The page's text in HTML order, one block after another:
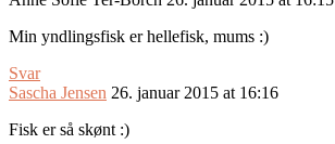
Min yndlingsfisk er hellefisk, mums :)
Svar
Sascha Jensen 26. januar 2015 at 16:16
Fisk er så skønt :)